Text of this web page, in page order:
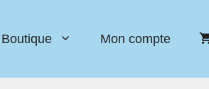
Boutique Mon compte